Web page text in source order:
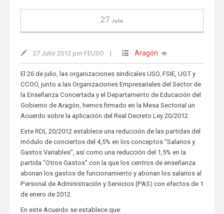
27Julio
27 Julio 2012 por FEUSO | Aragón
El 26 de julio, las organizaciones sindicales USO, FSIE, UGT y
CCOO, junto a las Organizaciones Empresariales del Sector de
la Enseñanza Concertada y el Departamento de Educación del
Gobierno de Aragón, hemos firmado en la Mesa Sectorial un
Acuerdo sobre la aplicación del Real Decreto Ley 20/2012.
Este RDL 20/2012 establece una reducción de las partidas del
módulo de conciertos del 4,5% en los conceptos “Salarios y
Gastos Variables”, así como una reducción del 1,5% en la
partida “Otros Gastos” con la que los centros de enseñanza
abonan los gastos de funcionamiento y abonan los salarios al
Personal de Administración y Servicios (PAS) con efectos de 1
de enero de 2012.
En este Acuerdo se establece que: